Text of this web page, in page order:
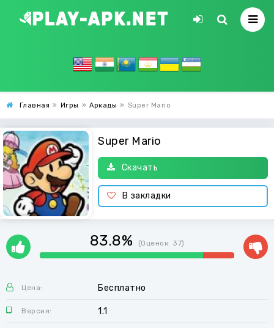
Главная » Игры » Аркады » Super Mario
Super Mario
Скачать
В закладки
83.8% (Оценок: 37)
Цена: Бесплатно
Версия: 1.1